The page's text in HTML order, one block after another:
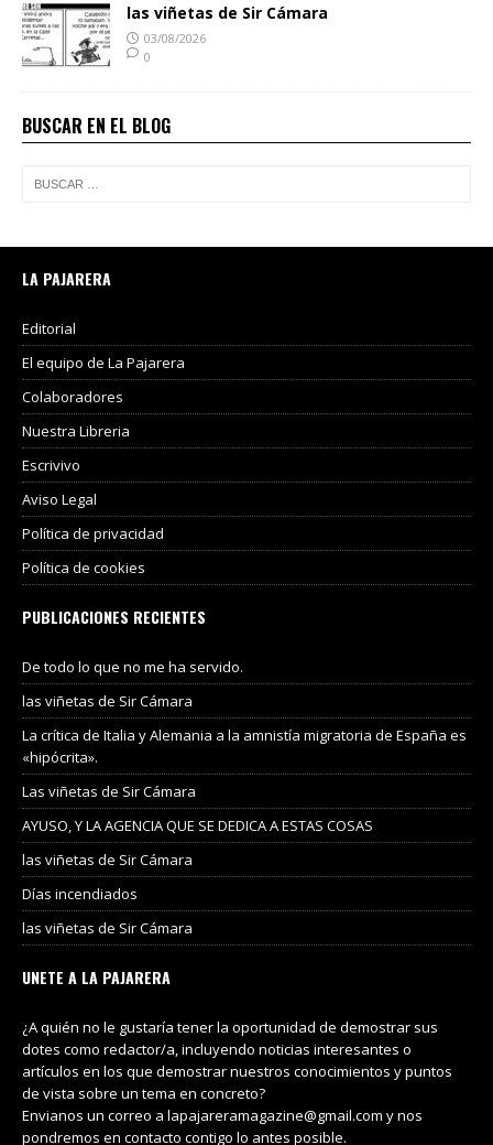
las viñetas de Sir Cámara
03/08/2026
0
BUSCAR EN EL BLOG
LA PAJARERA
Editorial
El equipo de La Pajarera
Colaboradores
Nuestra Libreria
Escrivivo
Aviso Legal
Política de privacidad
Política de cookies
PUBLICACIONES RECIENTES
De todo lo que no me ha servido.
las viñetas de Sir Cámara
La crítica de Italia y Alemania a la amnistía migratoria de España es
«hipócrita».
Las viñetas de Sir Cámara
AYUSO, Y LA AGENCIA QUE SE DEDICA A ESTAS COSAS
las viñetas de Sir Cámara
Días incendiados
las viñetas de Sir Cámara
UNETE A LA PAJARERA
¿A quién no le gustaría tener la oportunidad de demostrar sus
dotes como redactor/a, incluyendo noticias interesantes o
artículos en los que demostrar nuestros conocimientos y puntos
de vista sobre un tema en concreto?
Envianos un correo a lapajareramagazine@gmail.com y nos
pondremos en contacto contigo lo antes posible.